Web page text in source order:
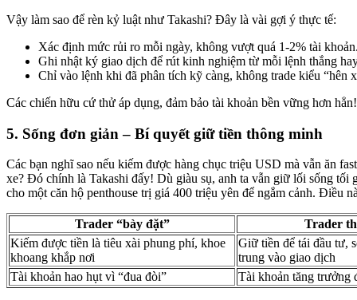
Vậy làm sao để rèn kỷ luật như Takashi? Đây là vài gợi ý thực tế:
Xác định mức rủi ro mỗi ngày, không vượt quá 1-2% tài
Ghi nhật ký giao dịch để rút kinh nghiệm từ mỗi lệnh thắng
Chỉ vào lệnh khi đã phân tích kỹ càng, không trade kiểu “hên
Các chiến hữu cứ thử áp dụng, đảm bảo tài khoản bền vững hơn hẳn!
5. Sống đơn giản – Bí quyết giữ tiền thông minh
Các bạn nghĩ sao nếu kiếm được hàng chục triệu USD mà vẫn ăn
xe? Đó chính là Takashi đấy! Dù giàu sụ, anh ta vẫn giữ lối sống tối
cho một căn hộ penthouse trị giá 400 triệu yên để ngắm cảnh. Điều
Trader “bày đặt”
Trader
Kiếm được tiền là tiêu xài phung phí, khoe
khoang khắp nơi
Giữ tiền để tái đầu tư,
trung vào giao dịch
Tài khoản hao hụt vì “đua đòi”
Tài khoản tăng trưởng